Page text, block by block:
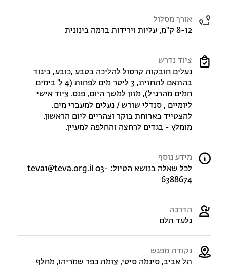
אורך מסלול
8-12 ק"מ, עליות וירידות ברמה בינונית
ציוד נדרש
נעלים חובקות קרסול להליכה בטבע ,כובע, ביגוד
בהתאם לתחזית, 3 ליטר מים לפחות (4 ל' בימים
חמים מהרגיל), מזון למשך היום, פנס. ציוד אישי
ליומיים , סנדלי שורש / נעלים למעברי מים.
להצטייד בארוחת בוקר וצהריים ליום הראשון.
מומלץ - בגדים לרחצה והחלפה למעיין.
מידע נוסף
לכל שאלה בנושא הטיול: teva1@teva.org.il 03-
6388674
הדרכה
גלעד תלם
נקודת מפגש
תל אביב, סינמה סיטי, צומת כפר שמריהו, מחלף